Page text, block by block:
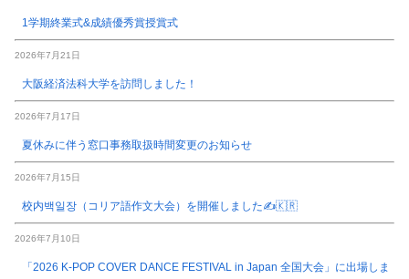
1学期終業式&成績優秀賞授賞式
2026年7月21日
大阪経済法科大学を訪問しました！
2026年7月17日
夏休みに伴う窓口事務取扱時間変更のお知らせ
2026年7月15日
校内백일장（コリア語作文大会）を開催しました✍️🇰🇷
2026年7月10日
「2026 K-POP COVER DANCE FESTIVAL in Japan 全国大会」に出場しま